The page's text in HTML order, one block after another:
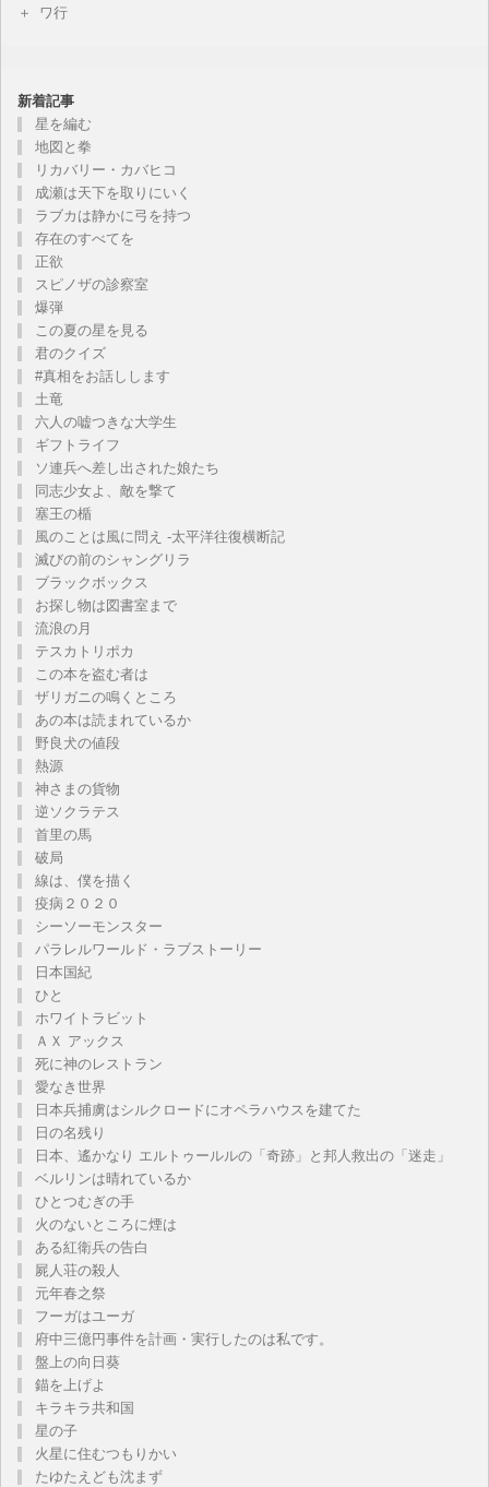
ワ行
新着記事
星を編む
地図と拳
リカバリー・カバヒコ
成瀬は天下を取りにいく
ラブカは静かに弓を持つ
存在のすべてを
正欲
スピノザの診察室
爆弾
この夏の星を見る
君のクイズ
#真相をお話しします
土竜
六人の嘘つきな大学生
ギフトライフ
ソ連兵へ差し出された娘たち
同志少女よ、敵を撃て
塞王の楯
風のことは風に問え -太平洋往復横断記
滅びの前のシャングリラ
ブラックボックス
お探し物は図書室まで
流浪の月
テスカトリポカ
この本を盗む者は
ザリガニの鳴くところ
あの本は読まれているか
野良犬の値段
熱源
神さまの貨物
逆ソクラテス
首里の馬
破局
線は、僕を描く
疫病２０２０
シーソーモンスター
パラレルワールド・ラブストーリー
日本国紀
ひと
ホワイトラビット
ＡＸ アックス
死に神のレストラン
愛なき世界
日本兵捕虜はシルクロードにオペラハウスを建てた
日の名残り
日本、遙かなり エルトゥールルの「奇跡」と邦人救出の「迷走」
ベルリンは晴れているか
ひとつむぎの手
火のないところに煙は
ある紅衛兵の告白
屍人荘の殺人
元年春之祭
フーガはユーガ
府中三億円事件を計画・実行したのは私です。
盤上の向日葵
錨を上げよ
キラキラ共和国
星の子
火星に住むつもりかい
たゆたえども沈まず